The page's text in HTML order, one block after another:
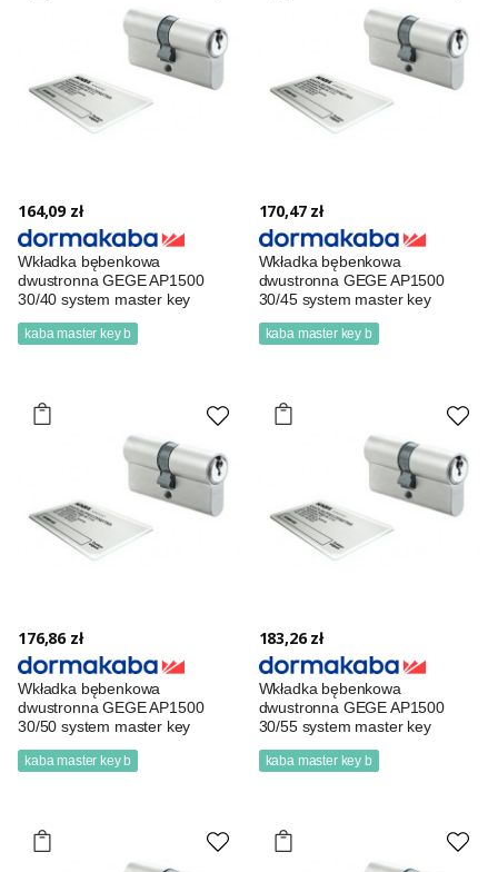
164,09 zł
Wkładka bębenkowa
dwustronna GEGE AP1500
30/40 system master key
kaba master key b
170,47 zł
Wkładka bębenkowa
dwustronna GEGE AP1500
30/45 system master key
kaba master key b
176,86 zł
Wkładka bębenkowa
dwustronna GEGE AP1500
30/50 system master key
kaba master key b
183,26 zł
Wkładka bębenkowa
dwustronna GEGE AP1500
30/55 system master key
kaba master key b